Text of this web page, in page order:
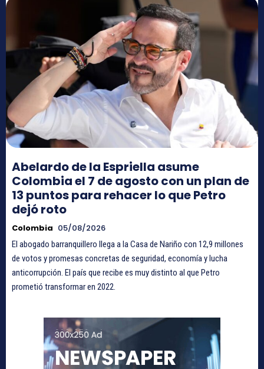
Abelardo de la Espriella asume
Colombia el 7 de agosto con un plan de
13 puntos para rehacer lo que Petro
dejó roto
Colombia 05/08/2026
El abogado barranquillero llega a la Casa de Nariño con 12,9 millones
de votos y promesas concretas de seguridad, economía y lucha
anticorrupción. El país que recibe es muy distinto al que Petro
prometió transformar en 2022.